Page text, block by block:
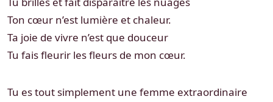
Ton cœur n’est lumière et chaleur.
Ta joie de vivre n’est que douceur
Tu fais fleurir les fleurs de mon cœur.
Tu es tout simplement une femme extraordinaire